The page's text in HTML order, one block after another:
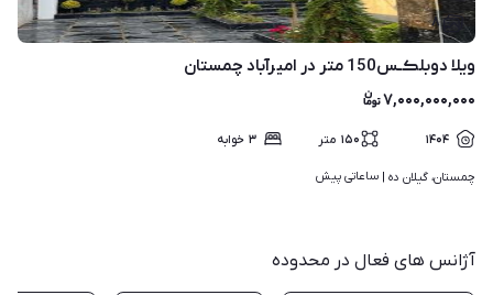
۸
ویلا دوبلڪـس150 متر در امیرآباد چمستان
۷,۰۰۰,۰۰۰,۰۰۰
۱۴۰۴ ۱۵۰ متر ۳ خوابه
چمستان، گیلان ده | ساعاتی پیش
آژانس های فعال در محدوده